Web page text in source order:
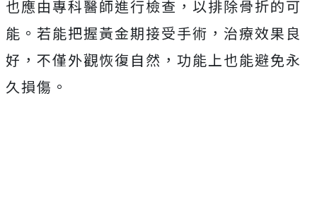
也應由專科醫師進行檢查，以排除骨折的可
能。若能把握黃金期接受手術，治療效果良
好，不僅外觀恢復自然，功能上也能避免永
久損傷。